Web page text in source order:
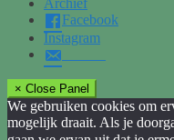
Facebook
Instagram
× Close Panel
We gebruiken cookies om
mogelijk draait. Als je